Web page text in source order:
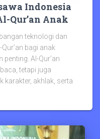
Indonesia
Qur’an Anak
teknologi dan
bagi anak
Al-Qur’an
tetapi juga
karakter, akhlak, serta